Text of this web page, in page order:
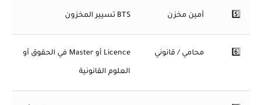
5️⃣ أمين مخزن BTS تسيير المخزون
6️⃣ محامي / قانوني Licence أو Master في الحقوق أو
العلوم القانونية